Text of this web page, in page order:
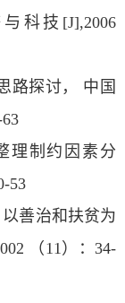
科技[J],2006
路探讨， 中国
理制约因素分
53
善治和扶贫为
（11）：34-